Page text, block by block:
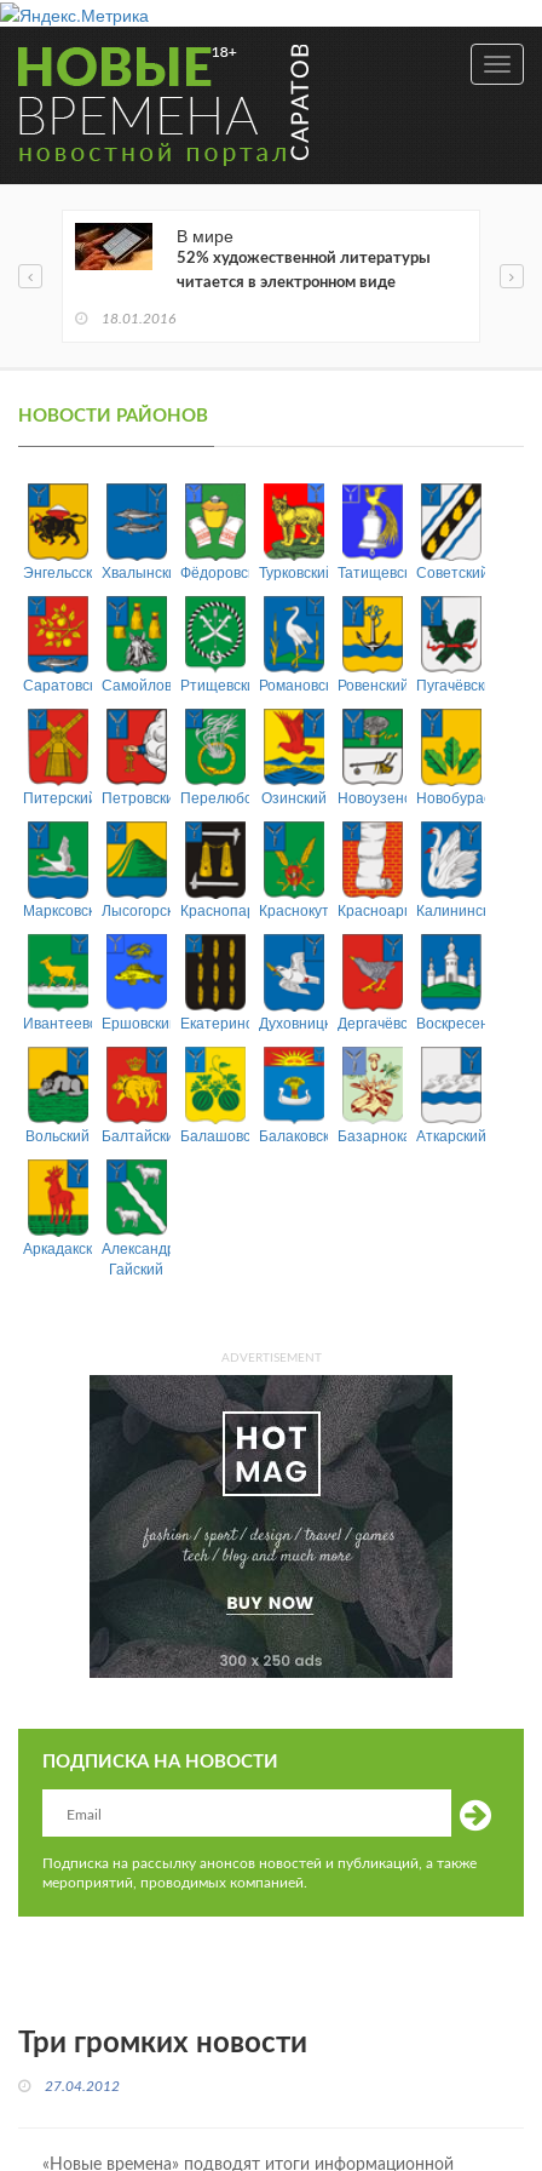
В мире
52% художественной литературы
читается в электронном виде
18.01.2016
НОВОСТИ РАЙОНОВ
ЭнгельсскийХвалынскийФёдоровскийТурковский ТатищевскийСоветский
СаратовскийСамойловскийРтищевскийРомановскийРовенский Пугачёвский
Питерский ПетровскийПерелюбскийОзинский НовоузенскийНовобурасский
МарксовскийЛысогорскийКраснопартизанский
КраснокутскийКрасноармейский
Калининский
ИвантеевскийЕршовский ЕкатериновскийДуховницкийДергачёвскийВоскресенский
Вольский БалтайскийБалашовскийБалаковскийБазарнокарабулакский
Аткарский
АркадакскийАлександрово-
Гайский
ADVERTISEMENT
ПОДПИСКА НА НОВОСТИ
Подписка на рассылку анонсов новостей и публикаций, а также
мероприятий, проводимых компанией.
Три громких новости
27.04.2012
«Новые времена» подводят итоги информационной